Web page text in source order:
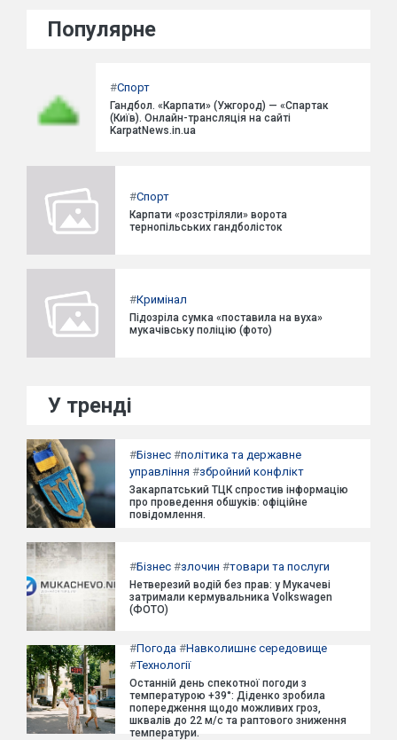
Популярне
#Спорт
Гандбол. «Карпати» (Ужгород) — «Спартак
(Київ). Онлайн-трансляція на сайті
KarpatNews.in.ua
#Спорт
Карпати «розстріляли» ворота
тернопільських гандболісток
#Кримінал
Підозріла сумка «поставила на вуха»
мукачівську поліцію (фото)
У тренді
#Бізнес #політика та державне
управління #збройний конфлікт
Закарпатський ТЦК спростив інформацію
про проведення обшуків: офіційне
повідомлення.
#Бізнес #злочин #товари та послуги
Нетверезий водій без прав: у Мукачеві
затримали кермувальника Volkswagen
(ФОТО)
#Погода #Навколишнє середовище
#Технології
Останній день спекотної погоди з
температурою +39°: Діденко зробила
попередження щодо можливих гроз,
шквалів до 22 м/с та раптового зниження
температури.